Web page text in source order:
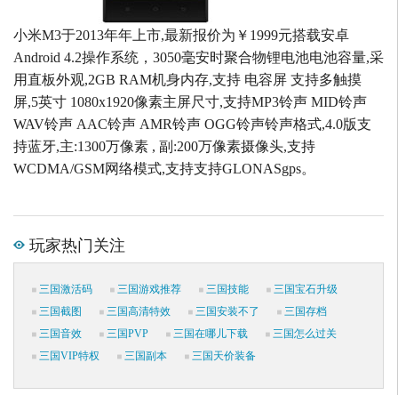
小米M3于2013年年上市,最新报价为￥1999元搭载安卓
Android 4.2操作系统，3050毫安时聚合物锂电池电池容量,采
用直板外观,2GB RAM机身内存,支持 电容屏 支持多触摸
屏,5英寸 1080x1920像素主屏尺寸,支持MP3铃声 MID铃声
WAV铃声 AAC铃声 AMR铃声 OGG铃声铃声格式,4.0版支
持蓝牙,主:1300万像素 , 副:200万像素摄像头,支持
WCDMA/GSM网络模式,支持支持GLONASgps。
玩家热门关注
三国激活码 三国游戏推荐 三国技能
三国宝石升级
三国截图
三国高清特效 三国安装不了
三国存档
三国音效
三国PVP 三国在哪儿下载
三国怎么过关
三国VIP特权
三国副本 三国天价装备